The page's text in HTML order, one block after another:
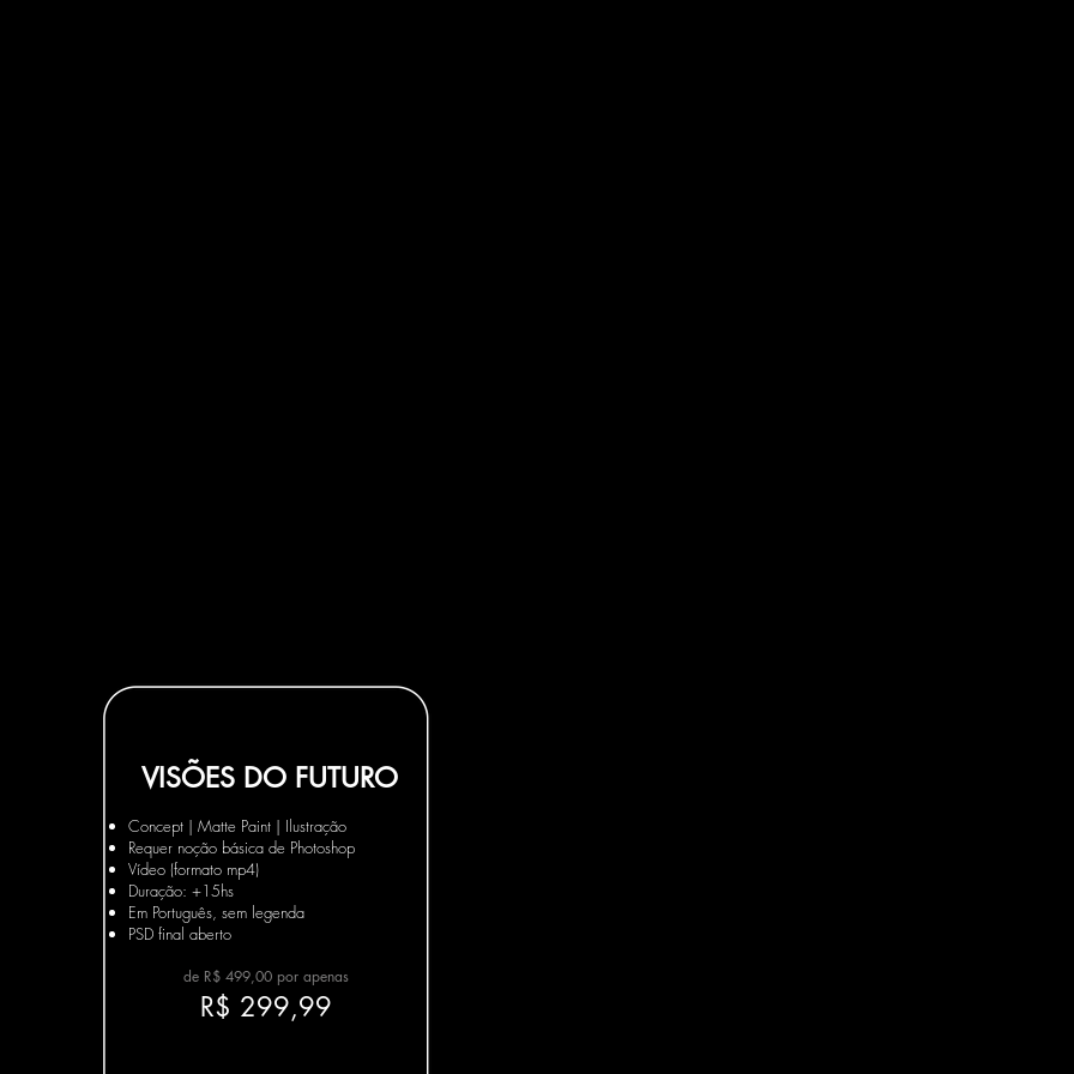
de R$ 499,00 por apenas
R$ 299,99
VISÕES DO FUTURO
Concept | Matte Paint | Ilustração
Requer noção básica de Photoshop
Vídeo (formato mp4)
Duração: +15hs
Em Português, sem legenda
PSD final aberto